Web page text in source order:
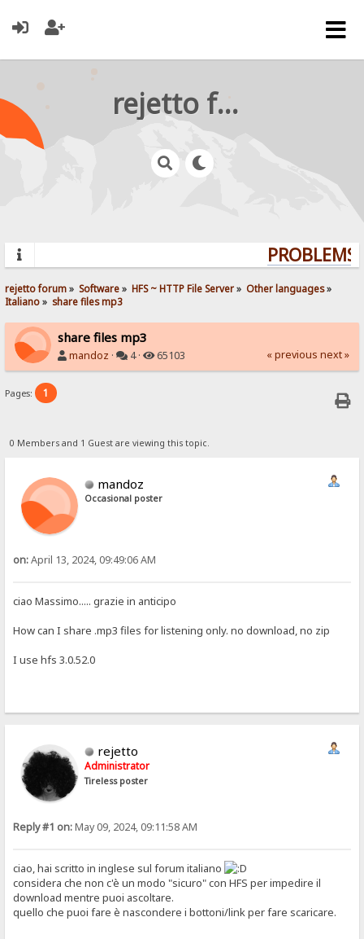
rejetto forum
rejetto forum» Software» HFS ~ HTTP File Server» Other languages»
Italiano» share files mp3
share files mp3
mandoz · 4 · 65103 « previous next »
Pages: 1
0 Members and 1 Guest are viewing this topic.
mandoz
Occasional poster
on:April 13, 2024, 09:49:06 AM
ciao Massimo..... grazie in anticipo
How can I share .mp3 files for listening only. no download, no zip
I use hfs 3.0.52.0
rejetto
Administrator
Tireless poster
Reply #1 on:May 09, 2024, 09:11:58 AM
ciao, hai scritto in inglese sul forum italiano
considera che non c'è un modo "sicuro" con HFS per impedire il
download mentre puoi ascoltare.
quello che puoi fare è nascondere i bottoni/link per fare scaricare.